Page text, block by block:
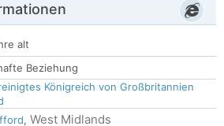
alt
Beziehung
Königreich von Großbritannien
, West Midlands